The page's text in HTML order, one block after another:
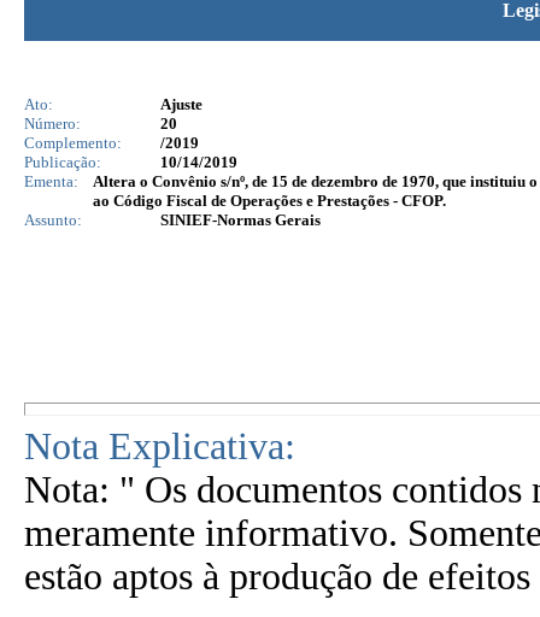
Ato:
Ajuste
Número:
20
Complemento:
/2019
Publicação:
10/14/2019
Ementa:
Altera o Convênio s/nº, de 15 de dezembro de 1970, que
ao Código Fiscal de Operações e Prestações - CFOP.
Assunto:
SINIEF-Normas Gerais
Nota Explicativa:
Nota: " Os documentos contidos
meramente informativo.
estão aptos à produção de